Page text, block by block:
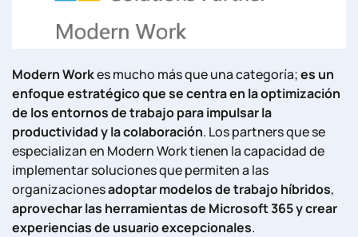
Modern Workes mucho más que una categoría;es un
enfoque estratégico que se centra en la optimización
de los entornos de trabajo para impulsar la
productividad y la colaboración. Los partners que se
especializan en Modern Work tienen la capacidad de
implementar soluciones que permiten a las
organizacionesadoptar modelos de trabajo híbridos,
aprovechar las herramientas de Microsoft 365 y crear
experiencias de usuario excepcionales.